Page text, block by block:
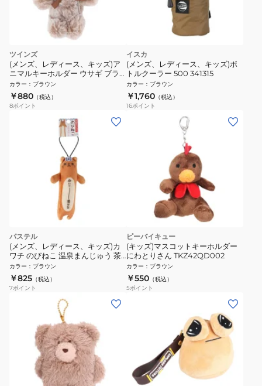
ツインズ
(メンズ、レディース、キッズ)ア
ニマルキーホルダー ウサギ ブラ
ウン TY022 2B
カラー ： ブラウン
￥880 （税込）
8ポイント
イスカ
(メンズ、レディース、キッズ)ボ
トルクーラー 500 341315
カラー ： ブラウン
￥1,760 （税込）
16ポイント
パステル
(メンズ、レディース、キッズ)カ
ワチ のびねこ 温泉まんじゅう 茶
KWC409047
カラー ： ブラウン
￥825 （税込）
7ポイント
ピーバイキュー
(キッズ)マスコットキーホルダー
にわとりさん TKZ42QD002
カラー ： ブラウン
￥550 （税込）
5ポイント